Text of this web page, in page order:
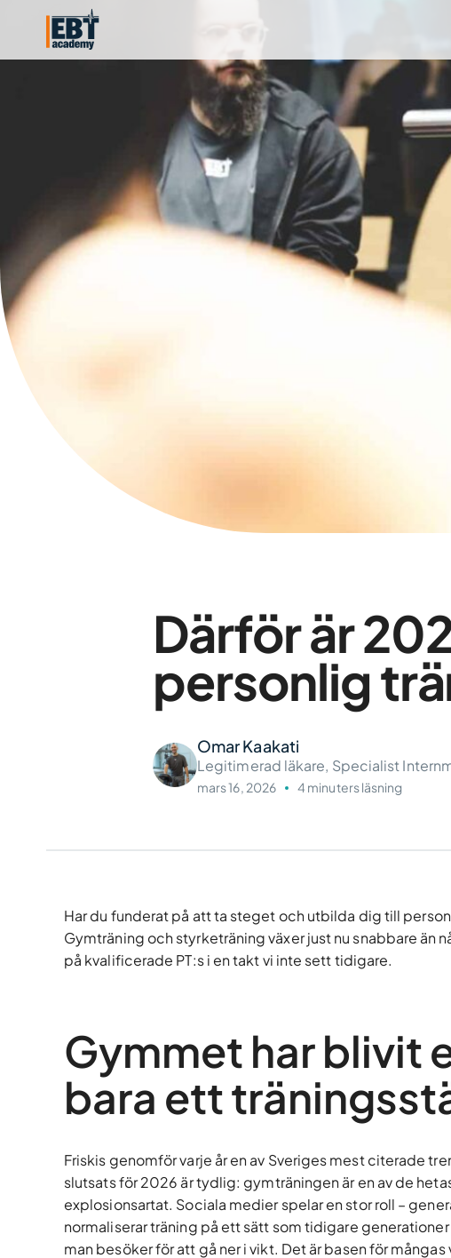
Därför är
personlig
Omar Kaakati
Legitimerad läkare, Specialist
mars 16, 2026 4 minuters läsning
Har du funderat på att ta steget och utbilda dig till
Gymträning och styrketräning växer just nu snabbare än
på kvalificerade PT:s i en takt vi inte sett tidigare.
Gymmet har blivit
bara ett
Friskis genomför varje år en av Sveriges mest citerade
slutsats för 2026 är tydlig: gymträningen är en av de
explosionsartat. Sociala medier spelar en stor roll –
normaliserar träning på ett sätt som tidigare
man besöker för att gå ner i vikt. Det är basen för